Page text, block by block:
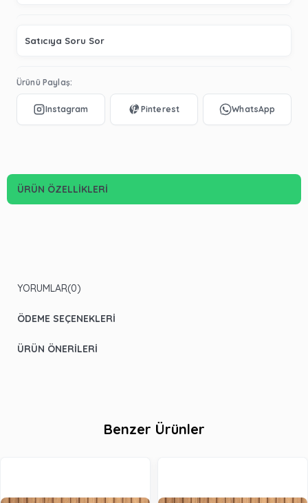
Satıcıya Soru Sor
Ürünü Paylaş:
ÜRÜN ÖZELLIKLERI
YORUMLAR(0)
ÖDEME SEÇENEKLERI
ÜRÜN ÖNERILERI
Benzer Ürünler